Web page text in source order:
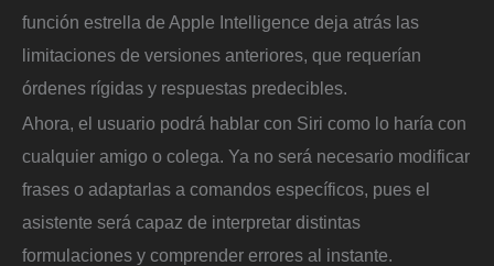
función estrella de Apple Intelligence deja atrás las
limitaciones de versiones anteriores, que requerían
órdenes rígidas y respuestas predecibles.
Ahora, el usuario podrá hablar con Siri como lo haría con
cualquier amigo o colega. Ya no será necesario modificar
frases o adaptarlas a comandos específicos, pues el
asistente será capaz de interpretar distintas
formulaciones y comprender errores al instante.